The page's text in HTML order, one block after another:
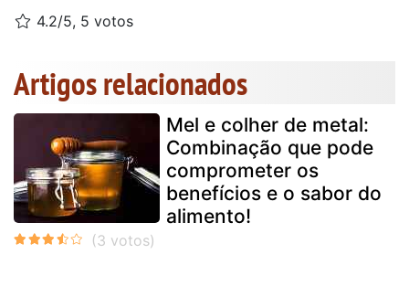
4.2/5, 5 votos
Artigos relacionados
Mel e colher de metal:
Combinação que pode
comprometer os
benefícios e o sabor do
alimento!